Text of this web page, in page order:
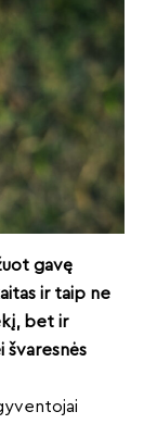
gavę
ir taip ne
bet ir
švaresnės